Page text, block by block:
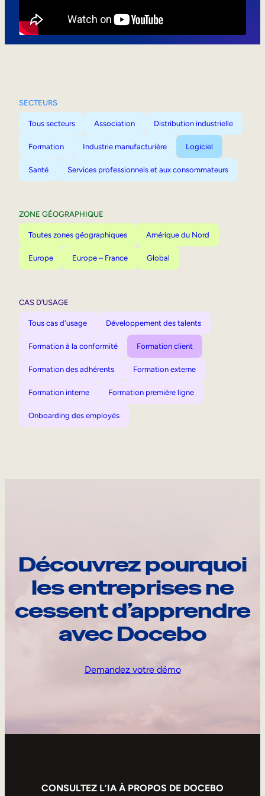
SECTEURS
Tous secteurs Association Distribution industrielle
Formation Industrie manufacturière Logiciel
Santé Services professionnels et aux consommateurs
ZONE GÉOGRAPHIQUE
Toutes zones géographiques Amérique du Nord
Europe Europe – France Global
CAS D’USAGE
Tous cas d'usage Développement des talents
Formation à la conformité Formation client
Formation des adhérents Formation externe
Formation interne Formation première ligne
Onboarding des employés
Découvrez pourquoi
les entreprises ne
cessent d’apprendre
avec Docebo
Demandez votre démo
CONSULTEZ L’IA À PROPOS DE DOCEBO